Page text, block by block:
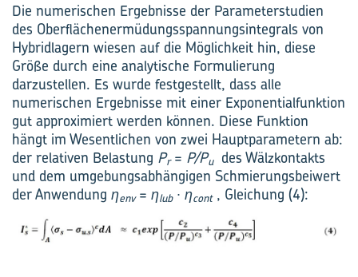
Die numerischen Ergebnisse der Parameterstudien
des Oberflächenermüdungsspannungsintegrals von
Hybridlagern wiesen auf die Möglichkeit hin, diese
Größe durch eine analytische Formulierung
darzustellen. Es wurde festgestellt, dass alle
numerischen Ergebnisse mit einer Exponentialfunktion
gut approximiert werden können. Diese Funktion
hängt im Wesentlichen von zwei Hauptparametern ab:
der relativen Belastung Pr= P/Pudes Wälzkontakts
und dem umgebungsabhängigen Schmierungsbeiwert
der Anwendung ηenv= ηlub ∙ ηcont, Gleichung (4):